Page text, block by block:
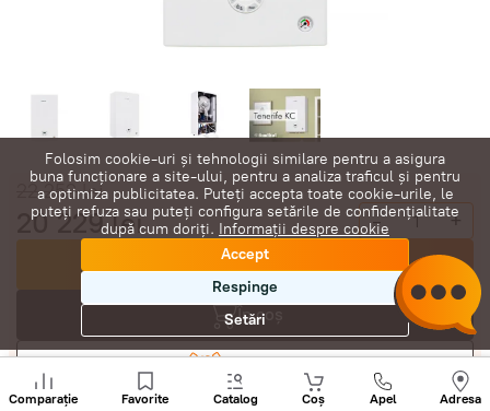
22 252lei
20 229lei - +
Cumpără acum
În coș
Comparație Favorite Catalog Coș Apel Adresa
Sunați
+
Folosim cookie-uri și tehnologii similare pentru a asigura
buna funcționare a site-ului, pentru a analiza traficul și pentru
a optimiza publicitatea. Puteți accepta toate cookie-urile, le
puteți refuza sau puteți configura setările de confidențialitate
după cum doriți. Informații despre cookie
Accept
Respinge
Setări